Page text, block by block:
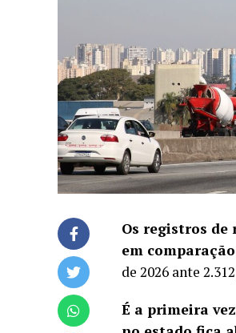
Os registros de
em
de 2026 ante
É a primeira